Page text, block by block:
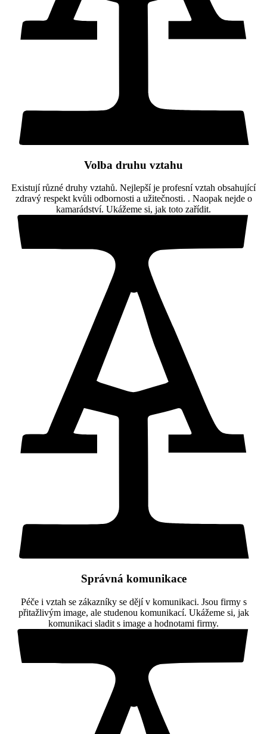
Volba druhu vztahu
Existují různé druhy vztahů. Nejlepší je profesní vztah obsahující
zdravý respekt kvůli odbornosti a užitečnosti. . Naopak nejde o
kamarádství. Ukážeme si, jak toto zařídit.
Správná komunikace
Péče i vztah se zákazníky se dějí v komunikaci. Jsou firmy s
přitažlivým image, ale studenou komunikací. Ukážeme si, jak
komunikaci sladit s image a hodnotami firmy.